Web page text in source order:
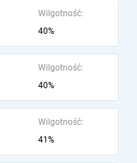
Wilgotność:
40%
Wilgotność:
40%
Wilgotność:
41%